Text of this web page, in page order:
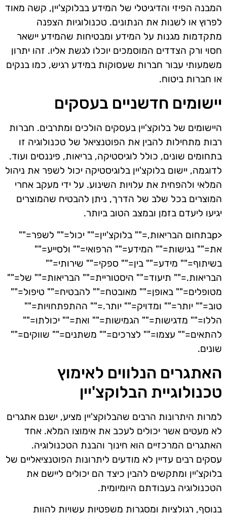
המבנה הפיזי והדיגיטלי של המידע בבלוקצ'יין, קשה מאוד
לפרוץ או לשנות את הנתונים. טכנולוגיות הצפנה
מתקדמות מגנות על המידע ומבטיחות שהמידע יישאר
חסוי ורק הצדדים המוסמכים יוכלו לגשת אליו. זהו יתרון
משמעותי עבור חברות שעסוקות במידע רגיש, כמו בנקים
או חברות ביטוח.
יישומים חדשניים בעסקים
היישומים של בלוקצ'יין בעסקים הולכים ומתרבים. חברות
רבות מתחילות להבין את הפוטנציאל של טכנולוגיה זו
בתחומים שונים, כולל לוגיסטיקה, בריאות, פיננסים ועוד.
לדוגמה, יישום בלוקצ'יין בלוגיסטיקה יכול לשפר את ניהול
המלאי ולהפחית את עלויות השינוע. על ידי מעקב אחרי
המוצרים בכל שלב של הדרך, ניתן להבטיח שהמוצרים
יגיעו ליעדם בזמן ובמצב הטוב ביותר.
<pבתחום הבריאות,="" בלוקצ'יין="" יכול="" לשפר=""
את="" נגישות="" המידע="" הרפואי="" ולסייע=""
בשיתוף="" מידע="" בין="" ספקי="" שירותי=""
הבריאות.="" תיעוד="" היסטוריית="" הבריאות="" של=""
מטופלים="" באופן="" מאובטח="" להבטיח="" טיפול=""
טוב="" יותר="" ומדויק="" יותר.="" ההתפתחויות=""
הללו="" מדגישות="" הגמישות="" ואת="" יכולתו=""
להתאים="" עצמו="" לצרכים="" משתנים="" שווקים=""
שונים.
האתגרים הנלווים לאימוץ
טכנולוגיית הבלוקצ'יין
למרות היתרונות הרבים שהבלוקצ'יין מציע, ישנם אתגרים
לא מעטים אשר יכולים לעכב את אימוצו המלא. אחד
האתגרים המרכזיים הוא חינוך והבנת הטכנולוגיה.
עסקים רבים עדיין לא מודעים ליתרונות הפוטנציאליים של
בלוקצ'יין ומתקשים להבין כיצד הם יכולים ליישם את
הטכנולוגיה בעבודתם היומיומית.
בנוסף, רגולציות ומסגרות משפטיות עשויות להוות